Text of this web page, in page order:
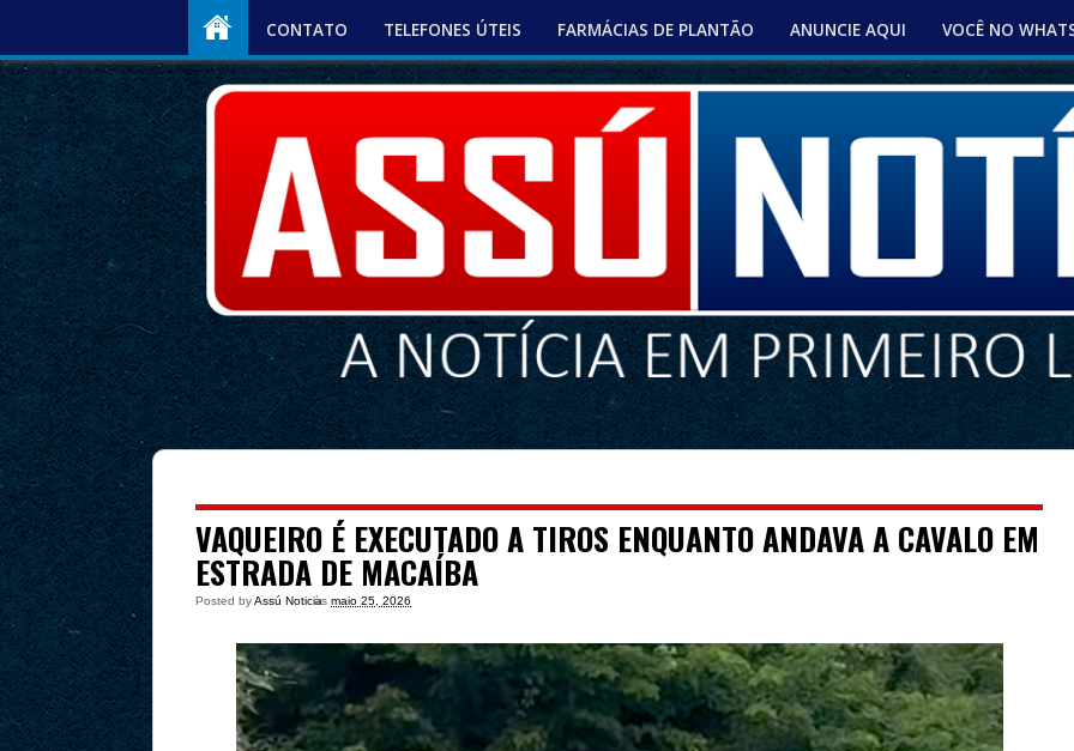
CONTATO TELEFONES ÚTEIS FARMÁCIAS DE PLANTÃO ANUNCIE AQUI VOCÊ NO
VAQUEIRO É EXECUTADO A TIROS ENQUANTO ANDAVA A CAVALO EM
ESTRADA DE MACAÍBA
Posted byAssú Noticia
às maio 25, 2026